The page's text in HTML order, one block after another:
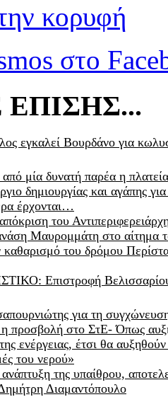
κορυφή
εγκαλεί Βουρδάνο για
μία δυνατή παρέα η
δημιουργίας και αγάπης
έρχονται…
του
Μαυρομμάτη στο αίτημα
του δρόμου
Επιστροφή
για τη
προσβολή στο ΣτΕ- Όπως
ενέργειας, έτσι θα
του νερού»
της υπαίθρου,
Διαμαντόπουλο